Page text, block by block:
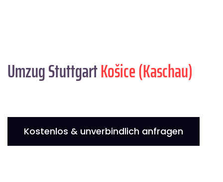
Umzug StuttgartKošice (Kaschau)
Kostenlos & unverbindlich anfragen